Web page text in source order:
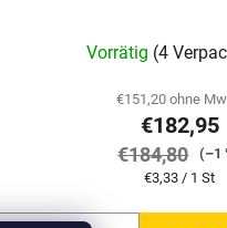
Vorrätig (4
€151,20 ohne
€182,95
€184,80
(–1
Verkaufspreis:
€3,33 / 1 St